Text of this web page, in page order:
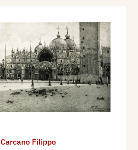
Carcano Filippo